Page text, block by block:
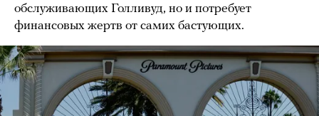
обслуживающих Голливуд, но и потребует
финансовых жертв от самих бастующих.